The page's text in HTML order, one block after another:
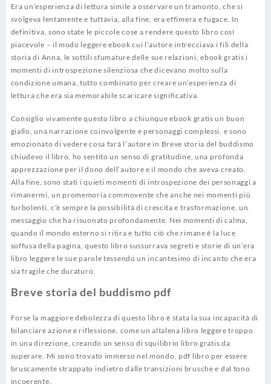
Era un’esperienza di lettura simile a osservare un tramonto, che si
svolgeva lentamente e tuttavia, alla fine, era effimera e fugace. In
definitiva, sono state le piccole cose a rendere questo libro così
piacevole – il modo leggere ebook cui l’autore intrecciava i fili della
storia di Anna, le sottili sfumature delle sue relazioni, ebook gratis i
momenti di introspezione silenziosa che dicevano molto sulla
condizione umana, tutto combinato per creare un’esperienza di
lettura che era sia memorabile scaricare significativa.
Consiglio vivamente questo libro a chiunque ebook gratis un buon
giallo, una narrazione coinvolgente e personaggi complessi, e sono
emozionato di vedere cosa farà l’autore in Breve storia del buddismo
chiudevo il libro, ho sentito un senso di gratitudine, una profonda
apprezzazione per il dono dell’autore e il mondo che aveva creato.
Alla fine, sono stati i quieti momenti di introspezione dei personaggi a
rimanermi, un promemoria commovente che anche nei momenti più
turbolenti, c’è sempre la possibilità di crescita e trasformazione, un
messaggio che ha risuonato profondamente. Nei momenti di calma,
quando il mondo esterno si ritira e tutto ciò che rimane è la luce
soffusa della pagina, questo libro sussurrava segreti e storie di un’era
libro leggere le sue parole tessendo un incantesimo di incanto che era
sia fragile che duraturo.
Breve storia del buddismo pdf
Forse la maggiore debolezza di questo libro è stata la sua incapacità di
bilanciare azione e riflessione, come un altalena libro leggere troppo
in una direzione, creando un senso di squilibrio libro gratis da
superare. Mi sono trovato immerso nel mondo, pdf libro per essere
bruscamente strappato indietro dalle transizioni brusche e dal tono
incoerente.